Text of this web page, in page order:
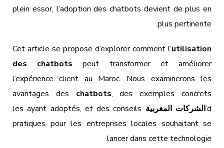
plein essor, l’adoption des chatbots devient de plus en
plus pertinente.
Cet article se propose d’explorer comment l’utilisation
des chatbots peut transformer et améliorer
l’expérience client au Maroc. Nous examinerons les
avantages des chatbots, des exemples concrets
d’الشركات المغربية les ayant adoptés, et des conseils
pratiques pour les entreprises locales souhaitant se
lancer dans cette technologie.